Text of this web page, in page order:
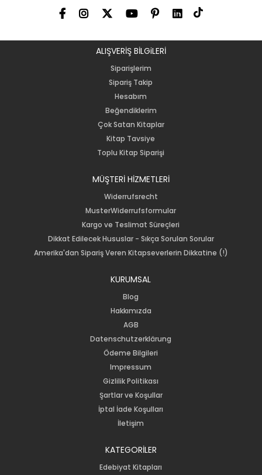
ALIŞVERİŞ BİLGiLERİ
Siparişlerim
Sipariş Takip
Hesabım
Beğendiklerim
Çok Satan Kitaplar
Kitap Tavsiye
Toplu Kitap Siparişi
MÜŞTERİ HİZMETLERİ
Widerrufsrecht
MusterWiderrufsformular
Kargo ve Teslimat Süreçleri
Dikkat Edilecek Hususlar - Sıkça Sorulan Sorular
Amerika'dan Sipariş Veren Kitapseverlerin Dikkatine (!)
KURUMSAL
Blog
Hakkımızda
AGB
Datenschutzerklärung
Ödeme Bilgileri
Impressum
Gizlilik Politikası
Şartlar ve Koşullar
İptal İade Koşulları
İletişim
KATEGORİLER
Edebiyat Kitapları